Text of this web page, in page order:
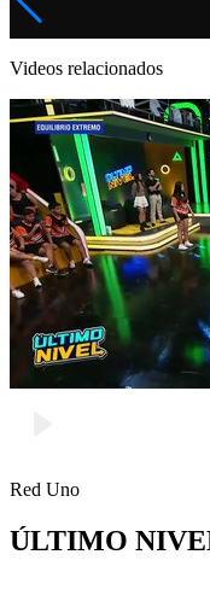
Videos relacionados
Red Uno
ÚLTIMO